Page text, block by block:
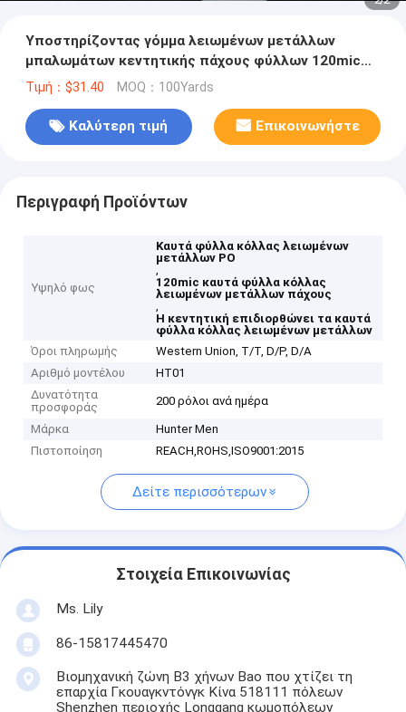
Υποστηρίζοντας γόμμα λειωμένων μετάλλων
μπαλωμάτων κεντητικής πάχους φύλλων 120mic
κόλλας λειωμένων μετάλλων PO καυτή
Τιμή：$31.40 MOQ：100Yards
Καλύτερη τιμή Επικοινωνήστε
Περιγραφή Προϊόντων
Υψηλό φως
Καυτά φύλλα κόλλας λειωμένων
μετάλλων PO
,
120mic καυτά φύλλα κόλλας
λειωμένων μετάλλων πάχους
,
Η κεντητική επιδιορθώνει τα καυτά
φύλλα κόλλας λειωμένων μετάλλων
Όροι πληρωμής
Western Union, T/T, D/P, D/A
Αριθμό μοντέλου
HT01
Δυνατότητα
προσφοράς
200 ρόλοι ανά ημέρα
Μάρκα
Hunter Men
Πιστοποίηση
REACH,ROHS,ISO9001:2015
Δείτε περισσότερων
Στοιχεία Επικοινωνίας
Ms. Lily
86-15817445470
Βιομηχανική ζώνη B3 χήνων Bao που χτίζει τη
επαρχία Γκουαγκντόνγκ Κίνα 518111 πόλεων
Shenzhen περιοχής Longgang κωμοπόλεων